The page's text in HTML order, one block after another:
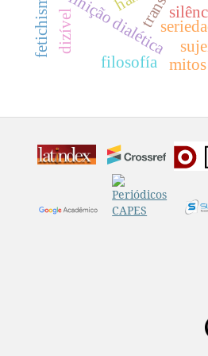
definição dialética
fetichismo. dizível
filosofía